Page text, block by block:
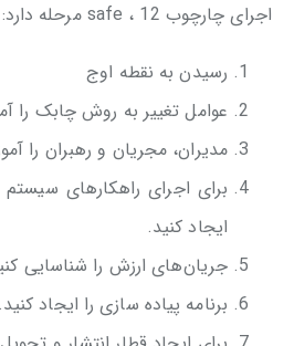
اجرای چارچوب safe ، 12 مرحله دارد:
رسیدن به نقطه اوج
عوامل تغییر به روش چابک را
مدیران، مجریان و رهبران را
برای اجرای راهکارهای
ایجاد کنید.
جریان‌های ارزش را شناسایی
برنامه پیاده سازی را ایجاد کنید.